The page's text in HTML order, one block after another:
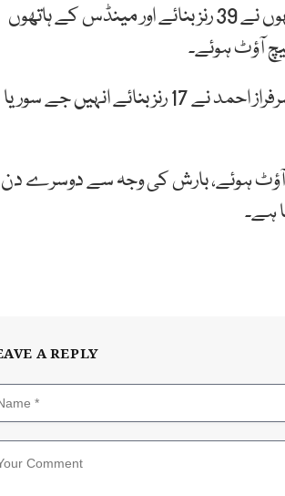
پاکستان کا مجموعی سکور 67 پر پہنچا تو شان مسعود بھی آؤٹ ہو گئے انہوں نے 39 رنز بنائے اور مینڈس کے ہاتھوں
پاکستان کا مجموعی سکور 101 ہوا تو پاکستان کی پانچویں وکٹ گر گئی، سرفراز احمد نے 17 رنز بنائے انہیں جے سوریا
اس کے پانچ کھلاڑی آؤٹ ہوئے، بارش کی وجہ سے دوسرے دن
ہے۔
A REPLY